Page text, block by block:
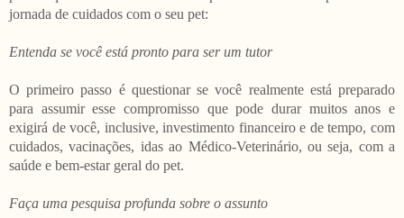
jornada de cuidados com o seu pet:
Entenda se você está pronto para ser um tutor
O primeiro passo é questionar se você realmente está preparado
para assumir esse compromisso que pode durar muitos anos e
exigirá de você, inclusive, investimento financeiro e de tempo, com
cuidados, vacinações, idas ao Médico-Veterinário, ou seja, com a
saúde e bem-estar geral do pet.
Faça uma pesquisa profunda sobre o assunto